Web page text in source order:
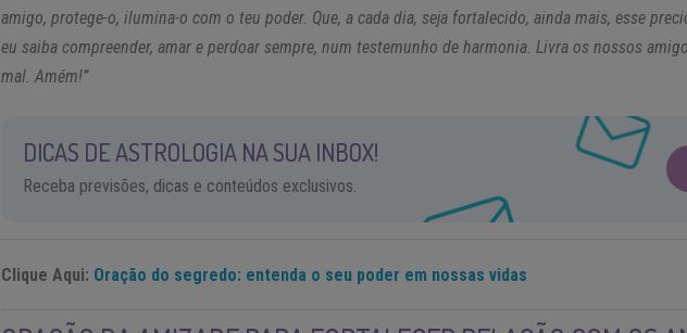
amigo, protege-o, ilumina-o com o teu poder. Que, a cada dia, seja fortalecido, ainda mais, esse
eu saiba compreender, amar e perdoar sempre, num testemunho de harmonia. Livra os nossos
mal. Amém!”
DICAS DE ASTROLOGIA NA SUA INBOX!
Receba previsões, dicas e conteúdos exclusivos.
Clique Aqui: Oração do segredo: entenda o seu poder em nossas vidas